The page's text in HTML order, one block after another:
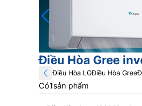
Điều Hòa Gree
Điều Hòa LGĐiều Hòa Gree
Có1sản phẩm